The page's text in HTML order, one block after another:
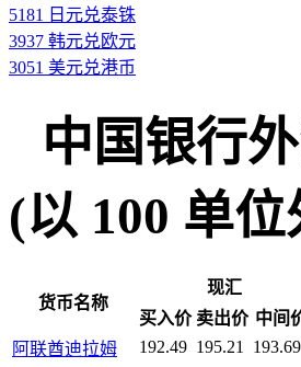
5181 日元兑泰铢
3937 韩元兑欧元
3051 美元兑港币
中国银行
(以 100 单
货币名称
现汇
买入价 卖出价 中间
阿联酋迪拉姆
192.49 195.21
193.69